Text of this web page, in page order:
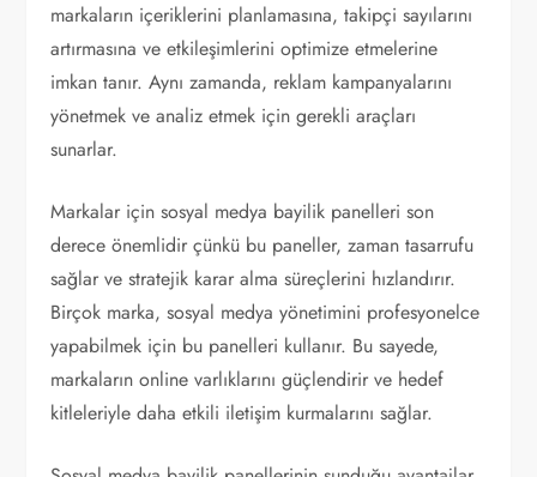
markaların içeriklerini planlamasına, takipçi sayılarını
artırmasına ve etkileşimlerini optimize etmelerine
imkan tanır. Aynı zamanda, reklam kampanyalarını
yönetmek ve analiz etmek için gerekli araçları
sunarlar.
Markalar için sosyal medya bayilik panelleri son
derece önemlidir çünkü bu paneller, zaman tasarrufu
sağlar ve stratejik karar alma süreçlerini hızlandırır.
Birçok marka, sosyal medya yönetimini profesyonelce
yapabilmek için bu panelleri kullanır. Bu sayede,
markaların online varlıklarını güçlendirir ve hedef
kitleleriyle daha etkili iletişim kurmalarını sağlar.